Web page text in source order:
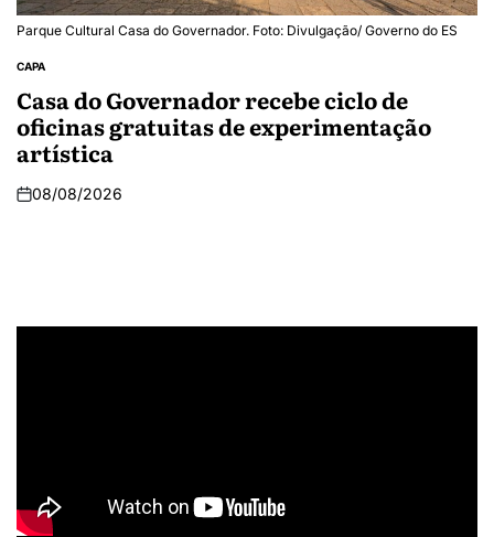
Parque Cultural Casa do Governador. Foto: Divulgação/ Governo do ES
CAPA
Casa do Governador recebe ciclo de
oficinas gratuitas de experimentação
artística
08/08/2026